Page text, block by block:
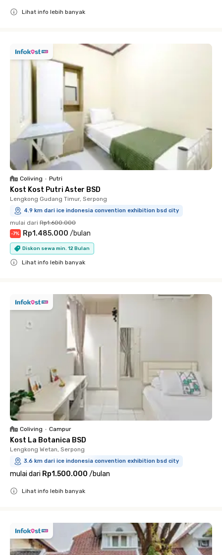
Lihat info lebih banyak
Coliving • Putri
Kost Kost Putri Aster BSD
Lengkong Gudang Timur, Serpong
4.9 km dari ice indonesia convention exhibition bsd city
mulai dari Rp1.600.000
-7% Rp1.485.000 /bulan
Diskon sewa min. 12 Bulan
Lihat info lebih banyak
Coliving • Campur
Kost La Botanica BSD
Lengkong Wetan, Serpong
3.6 km dari ice indonesia convention exhibition bsd city
mulai dari Rp1.500.000 /bulan
Lihat info lebih banyak